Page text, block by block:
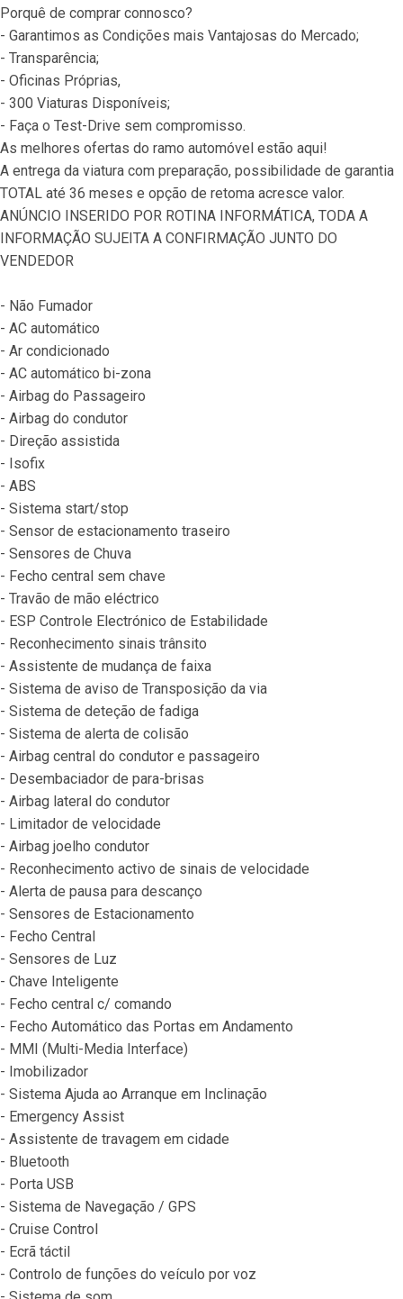
Porquê de comprar connosco?
- Garantimos as Condições mais Vantajosas do Mercado;
- Transparência;
- Oficinas Próprias,
- 300 Viaturas Disponíveis;
- Faça o Test-Drive sem compromisso.
As melhores ofertas do ramo automóvel estão aqui!
A entrega da viatura com preparação, possibilidade de garantia
TOTAL até 36 meses e opção de retoma acresce valor.
ANÚNCIO INSERIDO POR ROTINA INFORMÁTICA, TODA A
INFORMAÇÃO SUJEITA A CONFIRMAÇÃO JUNTO DO
VENDEDOR
- Não Fumador
- AC automático
- Ar condicionado
- AC automático bi-zona
- Airbag do Passageiro
- Airbag do condutor
- Direção assistida
- Isofix
- ABS
- Sistema start/stop
- Sensor de estacionamento traseiro
- Sensores de Chuva
- Fecho central sem chave
- Travão de mão eléctrico
- ESP Controle Electrónico de Estabilidade
- Reconhecimento sinais trânsito
- Assistente de mudança de faixa
- Sistema de aviso de Transposição da via
- Sistema de deteção de fadiga
- Sistema de alerta de colisão
- Airbag central do condutor e passageiro
- Desembaciador de para-brisas
- Airbag lateral do condutor
- Limitador de velocidade
- Airbag joelho condutor
- Reconhecimento activo de sinais de velocidade
- Alerta de pausa para descanço
- Sensores de Estacionamento
- Fecho Central
- Sensores de Luz
- Chave Inteligente
- Fecho central c/ comando
- Fecho Automático das Portas em Andamento
- MMI (Multi-Media Interface)
- Imobilizador
- Sistema Ajuda ao Arranque em Inclinação
- Emergency Assist
- Assistente de travagem em cidade
- Bluetooth
- Porta USB
- Sistema de Navegação / GPS
- Cruise Control
- Ecrã táctil
- Controlo de funções do veículo por voz